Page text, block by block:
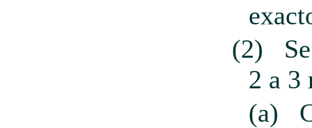
(2)
2 a 3
(a)